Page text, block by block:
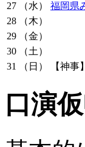
27
（水）
福岡県
28
（木）
29
（金）
30
（土）
31
（日） 【神事】
口演